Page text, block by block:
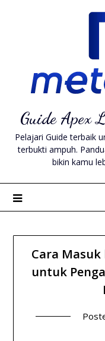
Guide Apex
Pelajari Guide terbaik
terbukti ampuh.
bikin kamu
Cara
untuk